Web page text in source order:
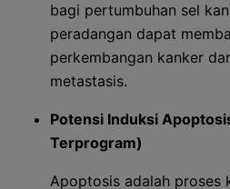
bagi pertumbuhan sel
peradangan dapat
perkembangan kanker
metastasis.
Potensi Induksi
Terprogram)
Apoptosis adalah proses